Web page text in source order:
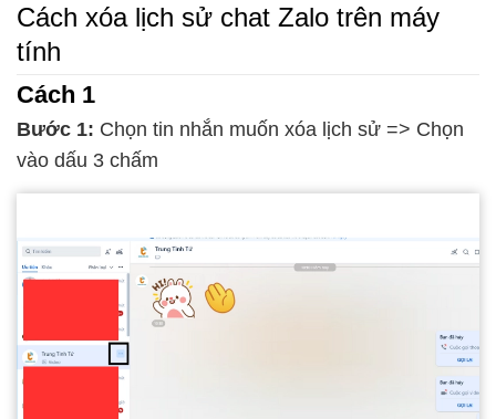
Cách xóa lịch sử chat Zalo trên máy
tính
Cách 1
Bước 1: Chọn tin nhắn muốn xóa lịch sử => Chọn
vào dấu 3 chấm